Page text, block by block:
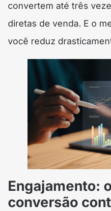
convertem até três
diretas de venda. E o
você reduz
Engajamento:
conversão